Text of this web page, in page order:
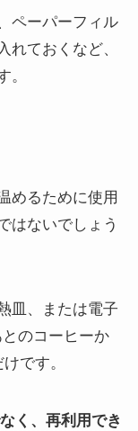
ペーパーフィル
れておくなど、
。
めるために使用
はないでしょう
皿、または電子
のコーヒーか
です。
く、再利用でき